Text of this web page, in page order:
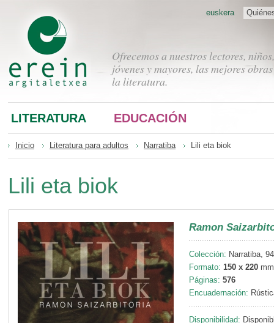
Ofrecemos a nuestros lectores, niños,
jóvenes y mayores, las mejores
la literatura.
euskera
LITERATURA EDUCACIÓN
Inicio Literatura para adultos Narratiba Lili eta biok
Lili eta biok
Ramon
Colección: Narratiba, 94
Formato: 150 x 220 mm
Páginas: 576
Encuadernación:
Disponibilidad: